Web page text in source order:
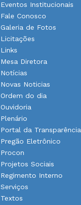
Eventos Institucionais
Fale Conosco
Galeria de Fotos
Licitações
Links
Mesa Diretora
Notícias
Novas Noticias
Ordem do dia
Ouvidoria
Plenário
Portal da Transparência
Pregão Eletrônico
Procon
Projetos Sociais
Regimento Interno
Serviços
Textos